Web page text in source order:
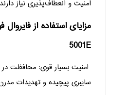
امنیت و انعطاف‌پذیری نیاز
5001E
امنیت بسیار قوی: محافظت در
سایبری پیچیده و تهدیدات